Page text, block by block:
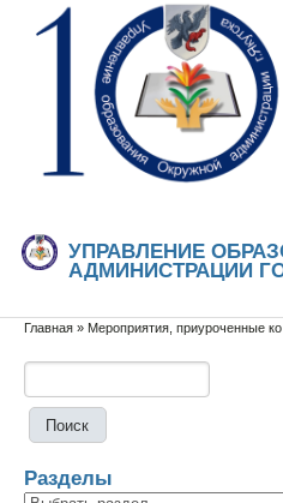
Перейти к основному содержанию
Skip to search
УПРАВЛЕНИЕ
АДМИНИСТРАЦИИ
Вы здесь
Главная » Мероприятия, приуроченные
Разделы